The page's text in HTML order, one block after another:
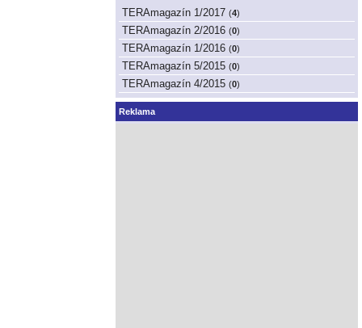
TERAmagazín 1/2017 (4)
TERAmagazín 2/2016 (0)
TERAmagazín 1/2016 (0)
TERAmagazín 5/2015 (0)
TERAmagazín 4/2015 (0)
Reklama